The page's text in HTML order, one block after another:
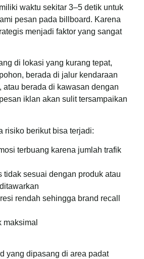
waktu sekitar 3–5 detik untuk
pesan pada billboard. Karena
menjadi faktor yang sangat
di lokasi yang kurang tepat,
berada di jalur kendaraan
atau berada di kawasan dengan
iklan akan sulit tersampaikan
risiko berikut bisa terjadi:
terbuang karena jumlah trafik
tidak sesuai dengan produk atau
rendah sehingga brand recall
maksimal
yang dipasang di area padat